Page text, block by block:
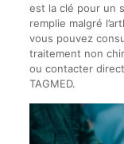
est la clé pour un
remplie malgré
vous pouvez
traitement non
ou contacter
TAGMED.